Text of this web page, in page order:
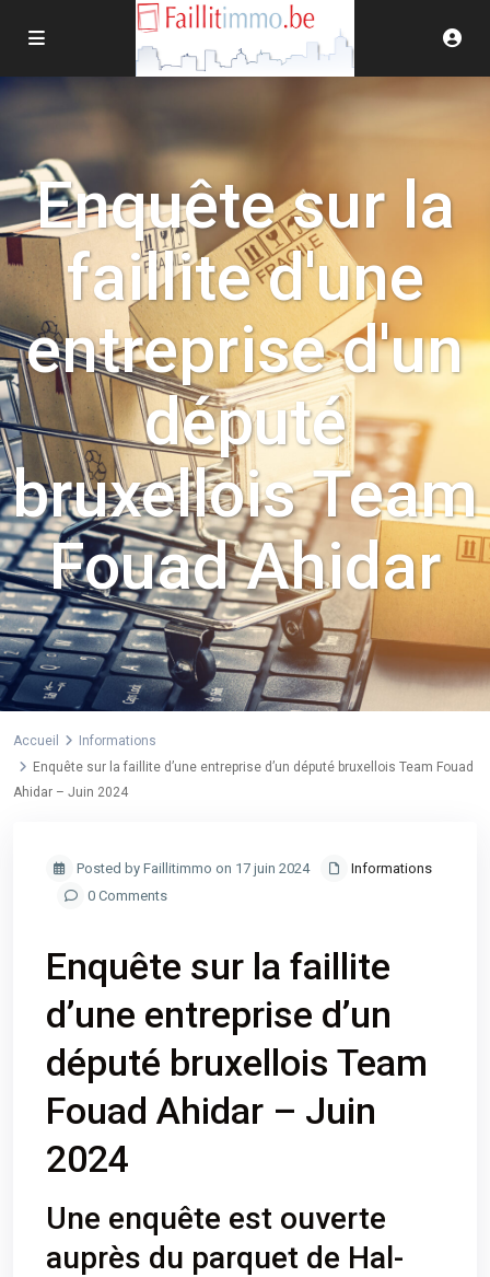
Enquête sur la
faillite d'une
entreprise d'un
député
bruxellois Team
Fouad Ahidar
Accueil
Informations
Enquête sur la faillite d’une entreprise d’un député bruxellois Team Fouad
Ahidar – Juin 2024
Posted by Faillitimmo on 17 juin 2024
Informations
0 Comments
Enquête sur la faillite
d’une entreprise d’un
député bruxellois Team
Fouad Ahidar – Juin
2024
Une enquête est ouverte
auprès du parquet de Hal-